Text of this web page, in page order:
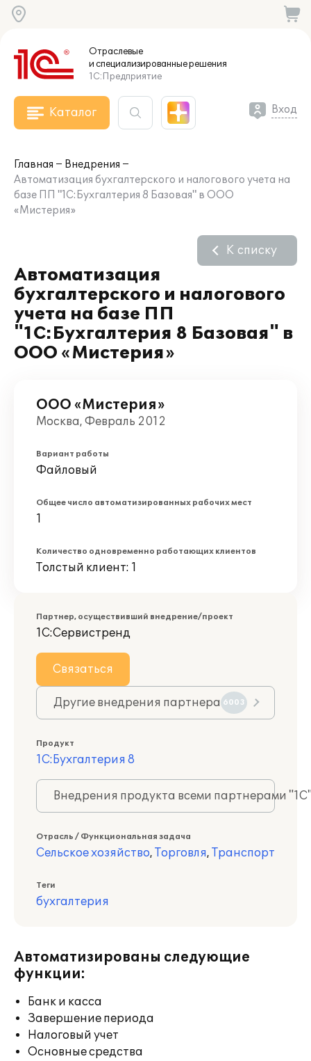
Отраслевые
и специализированныерешения
1С:Предприятие
Каталог Вход
Главная
Внедрения
Автоматизация бухгалтерского и налогового учета на
базе ПП "1С:Бухгалтерия 8 Базовая" в ООО
«Мистерия»
Автоматизация
бухгалтерского и налогового
учета на базе ПП
"1С:Бухгалтерия 8 Базовая" в
ООО «Мистерия»
К списку
ООО «Мистерия»
Москва, Февраль 2012
Вариант работы
Файловый
Общее число автоматизированных рабочих мест
1
Количество одновременно работающих клиентов
Толстый клиент: 1
Партнер, осуществивший внедрение/проект
1С:Сервистренд
Связаться
Другие внедрения партнера 6003
Продукт
1С:Бухгалтерия 8
Внедрения продукта всеми партнерами
Отрасль / Функциональная задача
Сельское хозяйство, Торговля, Транспорт
Теги
бухгалтерия
Автоматизированы следующие
функции:
Банк и касса
Завершение периода
Налоговый учет
Основные средства